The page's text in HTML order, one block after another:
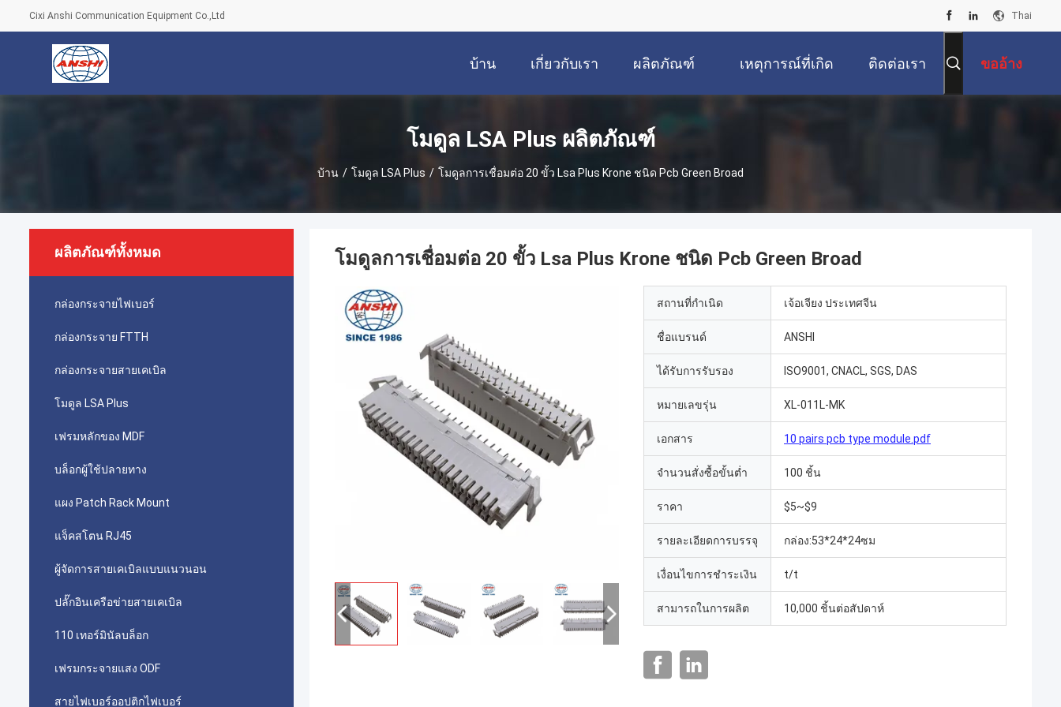
Cixi Anshi Communication Equipment Co.,Ltd Thai
บ้าน เกี่ยวกับเรา ผลิตภัณฑ์ เหตุการณ์ที่เกิด ติดต่อเรา ขออ้าง
โมดูล LSA Plus ผลิตภัณฑ์
บ้าน / โมดูล LSA Plus / โมดูลการเชื่อมต่อ 20 ขั้ว Lsa Plus Krone ชนิด Pcb Green Broad
ผลิตภัณฑ์ทั้งหมด
กล่องกระจายไฟเบอร์
กล่องกระจาย FTTH
กล่องกระจายสายเคเบิล
โมดูล LSA Plus
เฟรมหลักของ MDF
บล็อกผู้ใช้ปลายทาง
แผง Patch Rack Mount
แจ็คสโตน RJ45
ผู้จัดการสายเคเบิลแบบแนวนอน
ปลั๊กอินเครือข่ายสายเคเบิล
110 เทอร์มินัลบล็อก
เฟรมกระจายแสง ODF
สายไฟเบอร์ออปติกไฟเบอร์
โมดูลการเชื่อมต่อ 20 ขั้ว Lsa Plus Krone ชนิด Pcb Green Broad
สถานที่กำเนิด เจ้อเจียง ประเทศจีน
ชื่อแบรนด์ ANSHI
ได้รับการรับรอง ISO9001, CNACL, SGS, DAS
หมายเลขรุ่น XL-011L-MK
เอกสาร 10 pairs pcb type module.pdf
จำนวนสั่งซื้อขั้นต่ำ 100 ชิ้น
ราคา $5~$9
รายละเอียดการบรรจุ กล่อง:53*24*24ซม
เงื่อนไขการชำระเงิน t/t
สามารถในการผลิต 10,000 ชิ้นต่อสัปดาห์